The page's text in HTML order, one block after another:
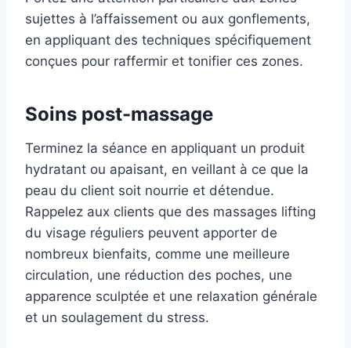
sujettes à l’affaissement ou aux gonflements,
en appliquant des techniques spécifiquement
conçues pour raffermir et tonifier ces zones.
Soins post-massage
Terminez la séance en appliquant un produit
hydratant ou apaisant, en veillant à ce que la
peau du client soit nourrie et détendue.
Rappelez aux clients que des massages lifting
du visage réguliers peuvent apporter de
nombreux bienfaits, comme une meilleure
circulation, une réduction des poches, une
apparence sculptée et une relaxation générale
et un soulagement du stress.